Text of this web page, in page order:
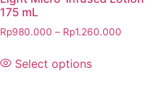
175 mL
Rp980.000 – Rp1.260.000
Select options